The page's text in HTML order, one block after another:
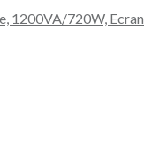
1200VA/720W,